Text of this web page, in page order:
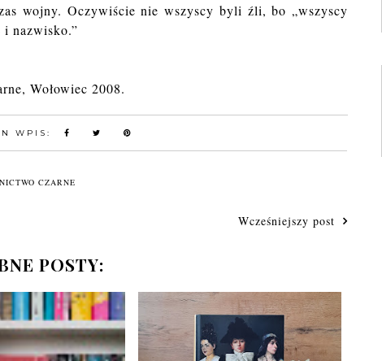
wojny. Oczywiście nie wszyscy byli źli, bo „wszyscy
i nazwisko.”
Wołowiec 2008.
WPIS:
CZARNE
Wcześniejszy post
POSTY: